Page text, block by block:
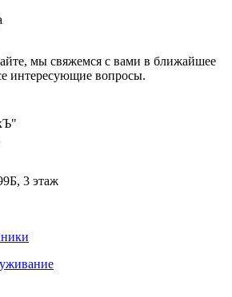
мы свяжемся с вами в ближайшее
интересующие вопросы.
3 этаж